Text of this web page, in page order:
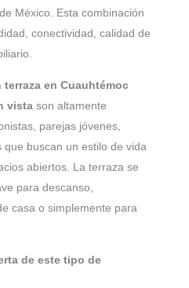
México. Esta combinación
conectividad, calidad de
en Cuauhtémoc
vista son altamente
parejas jóvenes,
que buscan un estilo de vida
abiertos. La terraza se
para descanso,
casa o simplemente para
de este tipo de